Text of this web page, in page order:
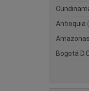
Antioquia
Amazonas
Bogotá D.C.